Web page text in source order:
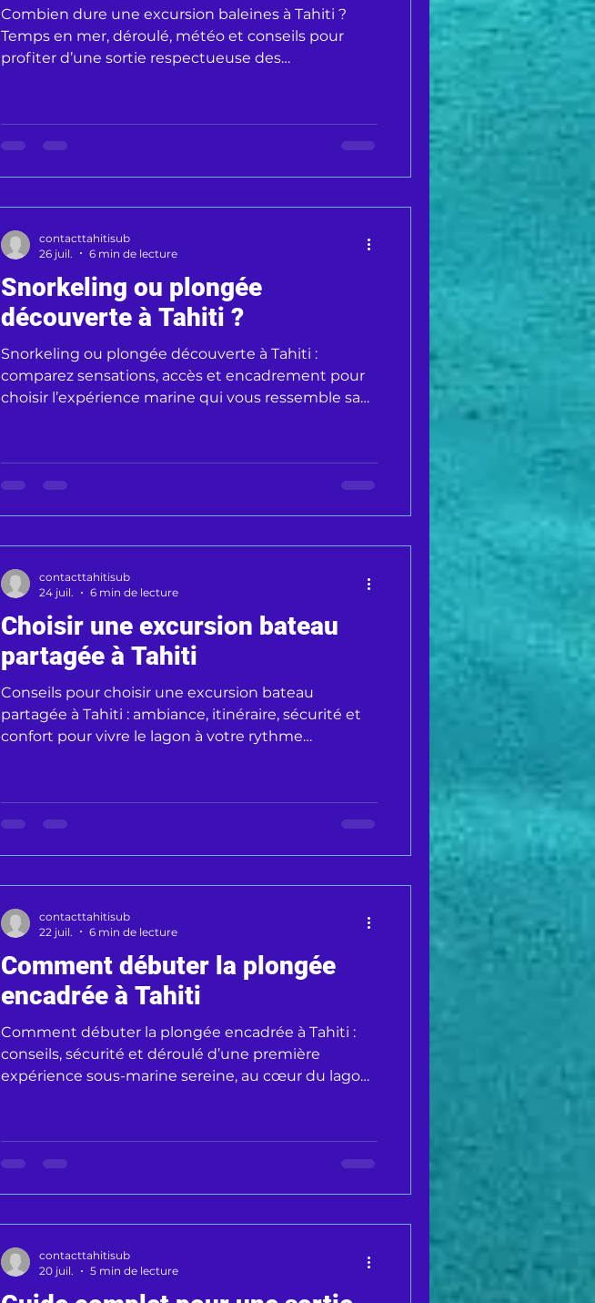
Combien dure une excursion baleines à Tahiti ?
Temps en mer, déroulé, météo et conseils pour
profiter d’une sortie respectueuse des
Snorkeling ou plongée
découverte à Tahiti ?
Snorkeling ou plongée découverte à Tahiti :
comparez sensations, accès et encadrement pour
choisir l’expérience marine qui vous ressemble sans
contacttahitisub
26 juil.
6 min de lecture
Choisir une excursion bateau
partagée à Tahiti
Conseils pour choisir une excursion bateau
partagée à Tahiti : ambiance, itinéraire, sécurité et
confort pour vivre le lagon à votre rythme
contacttahitisub
24 juil.
6 min de lecture
Comment débuter la plongée
encadrée à Tahiti
Comment débuter la plongée encadrée à Tahiti :
conseils, sécurité et déroulé d’une première
expérience sous-marine sereine, au cœur du lagon
contacttahitisub
22 juil.
6 min de lecture
contacttahitisub
20 juil.
5 min de lecture